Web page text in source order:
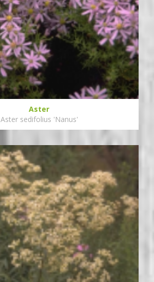
Aster
Aster sedifolius 'Nanus'